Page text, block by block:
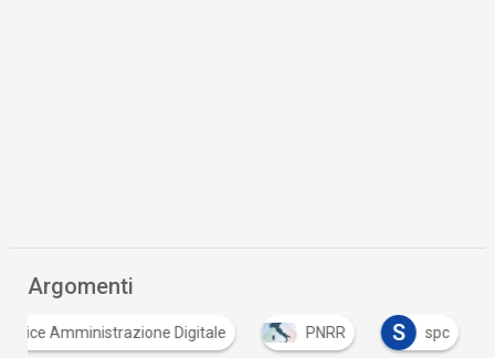
Argomenti
Amministrazione Digitale PNRR S spc